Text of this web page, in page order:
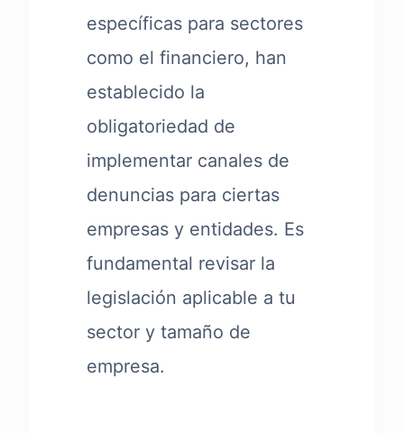
específicas para sectores
como el financiero, han
establecido la
obligatoriedad de
implementar canales de
denuncias para ciertas
empresas y entidades. Es
fundamental revisar la
legislación aplicable a tu
sector y tamaño de
empresa.